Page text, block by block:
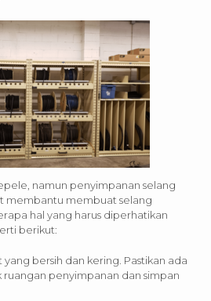
namun penyimpanan selang
membantu membuat selang
hal yang harus diperhatikan
berikut:
bersih dan kering. Pastikan ada
ruangan penyimpanan dan simpan